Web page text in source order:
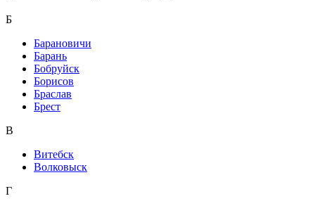
Б
Барановичи
Барань
Бобруйск
Борисов
Браслав
Брест
В
Витебск
Волковыск
Г